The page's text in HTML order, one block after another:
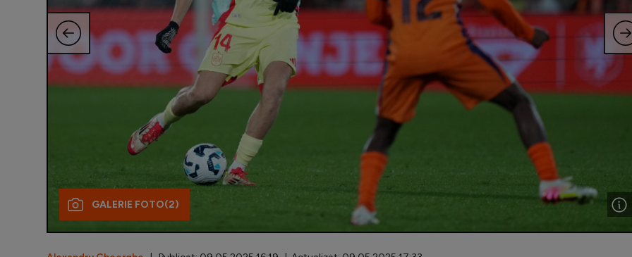
GALERIE FOTO(2)